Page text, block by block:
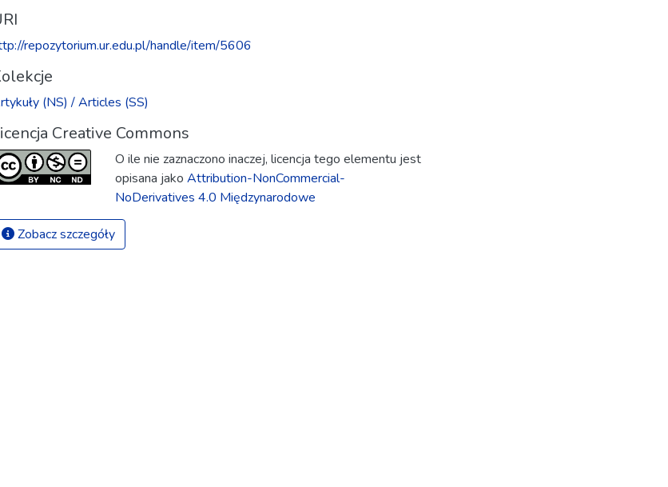
repozytorium.ur.edu.pl/handle/item/5606
(NS) / Articles (SS)
Creative Commons
O ile nie zaznaczono inaczej, licencja tego elementu jest
opisana jako Attribution-NonCommercial-
NoDerivatives 4.0 Międzynarodowe
Zobacz szczegóły